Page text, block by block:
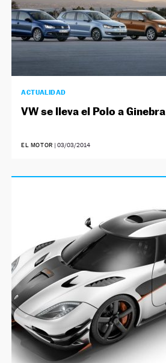
ACTUALIDAD
VW se lleva el Polo a Ginebra
EL MOTOR | 03/03/2014